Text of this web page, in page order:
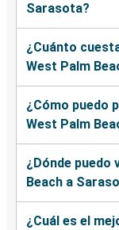
Sarasota?
¿Cuánto
West Palm
¿Cómo puedo
West Palm
¿Dónde puedo
Beach a
¿Cuál es el